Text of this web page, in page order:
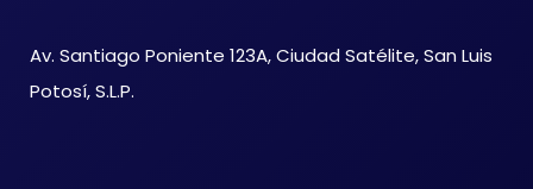
Av. Santiago Poniente 123A, Ciudad Satélite, San Luis
Potosí, S.L.P.